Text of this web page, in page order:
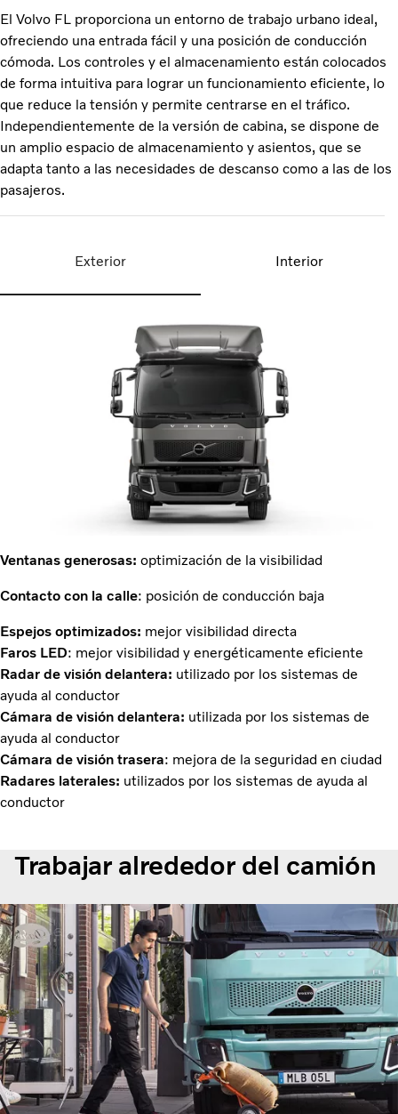
El Volvo FL proporciona un entorno de trabajo urbano ideal,
ofreciendo una entrada fácil y una posición de conducción
cómoda. Los controles y el almacenamiento están colocados
de forma intuitiva para lograr un funcionamiento eficiente, lo
que reduce la tensión y permite centrarse en el tráfico.
Independientemente de la versión de cabina, se dispone de
un amplio espacio de almacenamiento y asientos, que se
adapta tanto a las necesidades de descanso como a las de los
pasajeros.
Exterior Interior
Ventanas generosas: optimización de la visibilidad
Contacto con la calle: posición de conducción baja
Espejos optimizados: mejor visibilidad directa
Faros LED: mejor visibilidad y energéticamente eficiente
Radar de visión delantera: utilizado por los sistemas de
ayuda al conductor
Cámara de visión delantera: utilizada por los sistemas de
ayuda al conductor
Cámara de visión trasera: mejora de la seguridad en ciudad
Radares laterales: utilizados por los sistemas de ayuda al
conductor
Trabajar alrededor del camión